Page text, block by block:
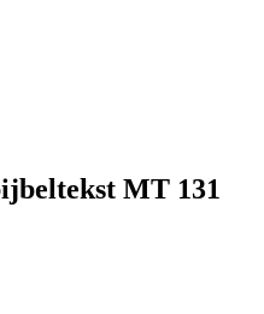
MT 131